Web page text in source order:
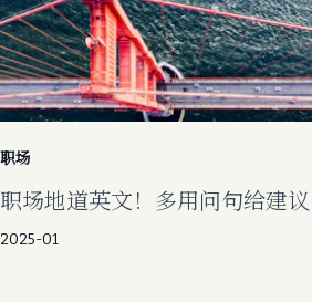
职场
职场地道英文！多用问句给建议
2025-01